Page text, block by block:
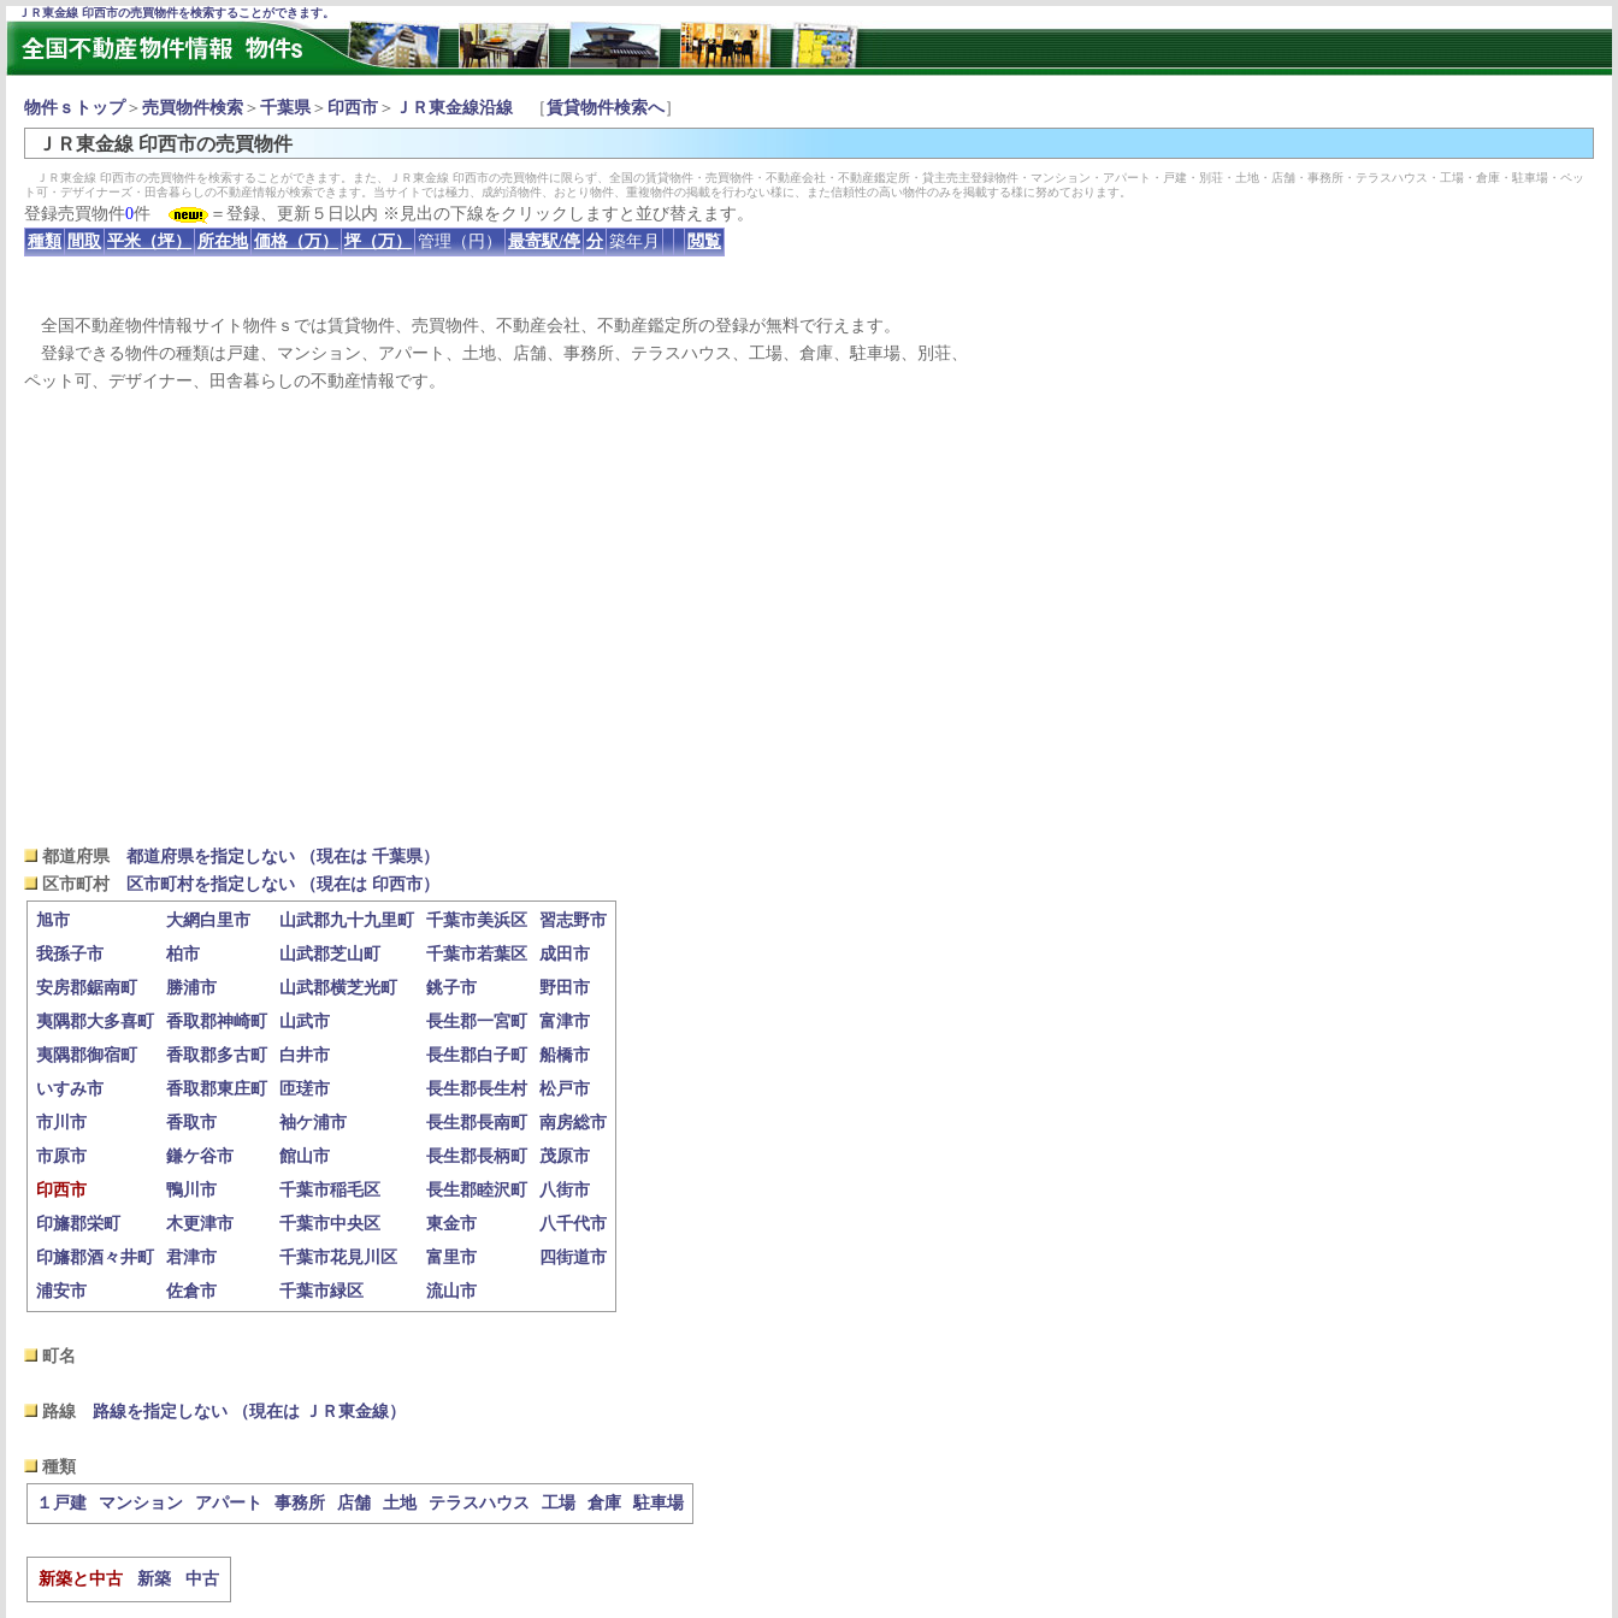
ＪＲ東金線 印西市の売買物件を検索することができます。
物件ｓトップ＞ 売買物件検索 ＞ 千葉県＞ 印西市 ＞ ＪＲ東金線沿線 ［賃貸物件検索へ］
ＪＲ東金線 印西市の売買物件
ＪＲ東金線 印西市の売買物件を検索することができます。また、ＪＲ東金線 印西市の売買物件に限らず、全国の賃貸物件・売買物件・不動産会社・不動産鑑定所・貸主売主登録物件・マンション・アパート・戸建・別荘・土地・店舗・事務所・テラスハウス・工場・倉庫・駐車場・ペッ
ト可・デザイナーズ・田舎暮らしの不動産情報が検索できます。当サイトでは極力、成約済物件、おとり物件、重複物件の掲載を行わない様に、また信頼性の高い物件のみを掲載する様に努めております。
登録売買物件0件
＝登録、更新５日以内 ※見出の下線をクリックしますと並び替えます。
種類 間取 平米（坪） 所在地 価格（万） 坪（万） 管理（円） 最寄駅/停 分 築年月 閲覧
全国不動産物件情報サイト物件ｓでは賃貸物件、売買物件、不動産会社、不動産鑑定所の登録が無料で行えます。
登録できる物件の種類は戸建、マンション、アパート、土地、店舗、事務所、テラスハウス、工場、倉庫、駐車場、別荘、
ペット可、デザイナー、田舎暮らしの不動産情報です。
都道府県
都道府県を指定しない （現在は 千葉県）
区市町村
区市町村を指定しない （現在は 印西市）
旭市
大網白里市 山武郡九十九里町 千葉市美浜区
習志野市
我孫子市
柏市 山武郡芝山町 千葉市若葉区
成田市
安房郡鋸南町
勝浦市 山武郡横芝光町 銚子市
野田市
夷隅郡大多喜町
香取郡神崎町 山武市 長生郡一宮町
富津市
夷隅郡御宿町
香取郡多古町 白井市 長生郡白子町
船橋市
いすみ市
香取郡東庄町 匝瑳市 長生郡長生村
松戸市
市川市
香取市 袖ケ浦市 長生郡長南町
南房総市
市原市
鎌ケ谷市 館山市 長生郡長柄町
茂原市
印西市
鴨川市 千葉市稲毛区 長生郡睦沢町
八街市
印旛郡栄町
木更津市 千葉市中央区 東金市
八千代市
印旛郡酒々井町
君津市 千葉市花見川区 富里市
四街道市
浦安市
佐倉市 千葉市緑区 流山市
町名
路線 路線を指定しない （現在は ＪＲ東金線）
種類
１戸建
マンション アパート 事務所 店舗 土地 テラスハウス 工場 倉庫 駐車場
新築と中古 新築 中古